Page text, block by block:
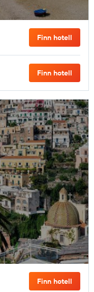
Finn hotell
Finn hotell
Finn hotell